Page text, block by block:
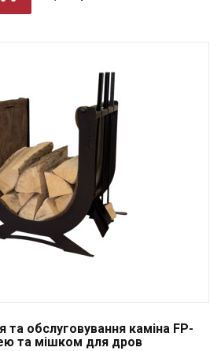
та обслуговування каміна FP-
та мішком для дров